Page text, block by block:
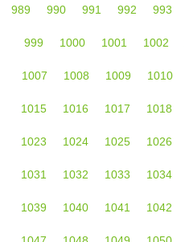
989 990 991 992 993
999 1000 1001 1002
1007 1008 1009 1010
1015 1016 1017 1018
1023 1024 1025 1026
1031 1032 1033 1034
1039 1040 1041 1042